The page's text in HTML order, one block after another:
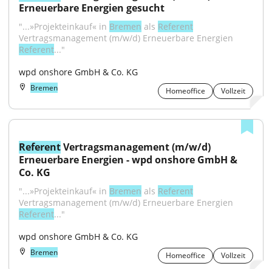
Erneuerbare Energien gesucht
"...»Projekteinkauf« in Bremen als Referent
Referent..."
wpd onshore GmbH & Co. KG
Bremen Homeoffice Vollzeit
Referent Vertragsmanagement (m/w/d)
Erneuerbare Energien - wpd onshore GmbH &
Co. KG
"...»Projekteinkauf« in Bremen als Referent
Referent..."
wpd onshore GmbH & Co. KG
Bremen Homeoffice Vollzeit